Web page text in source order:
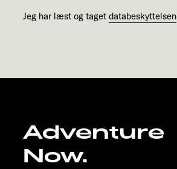
Jeg har læst og taget databeskyttelsen
Adventure
Now.